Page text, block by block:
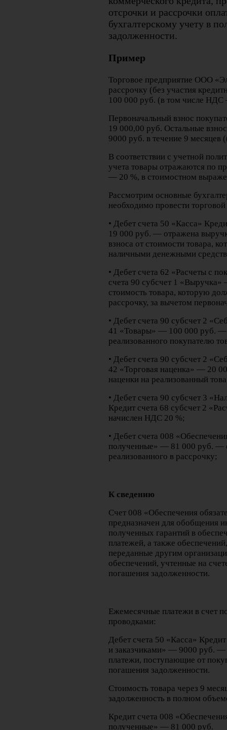
отсрочки и рассрочки
бухгалтерскому учету в
задолженности.
Пример
Торговое предприятие ООО
рассрочку (без участия
100 000 руб. (в том числе
Первоначальный взнос
19 000,00 руб. Остальные
9000 руб. в течение 9
В соответствии с учетной
учета товары отражаются по
— 20 %, в стоимостном
Рассмотрим основные
необходимо провести
• Дебет счета 50 «Касса»
19 000 руб. — отражена
взноса от стоимости товара,
наличными денежными
• Дебет счета 62 «Расчеты с
счета 90 субсчет 1
стоимость товара, которую
рассрочку, за вычетом
• Дебет счета 90 субсчет 2
41 «Товары» — 100 000 руб. —
реализованного покупателю
• Дебет счета 90 субсчет 2
42 «Торговая наценка» — 20
наценки на реализованный
• Дебет счета 90 субсчет 3
Кредит счета 68 субсчет 2
начислен НДС 20 %;
• Дебет счета 008
полученные» — 81 000 руб. —
реализованного в рассрочку;
К сведению
Счет 008 «Обеспечения
предназначен для обобщения
полученных гарантий в
платежей, а также
переданные другим
обеспечений, учтенные на
погашения задолженности.
Ежемесячные платежи в счет
проводками:
Дебет счета 50 «Касса»
и заказчиками» — 9000 руб.
платежи, поступающие от
погашения задолженности.
Стоимость товара через 9
задолженность в полном
Кредит счета 008
полученные» — 81 000 руб.